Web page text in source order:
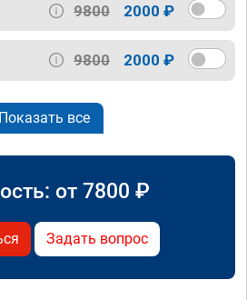
9800 2000 ₽
9800 2000 ₽
Показать все
от 7800 ₽
Задать вопрос